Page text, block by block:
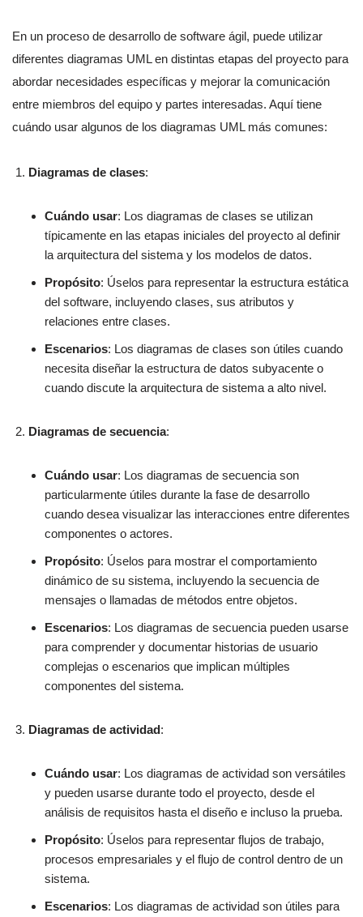
En un proceso de desarrollo de software ágil, puede utilizar
diferentes diagramas UML en distintas etapas del proyecto para
abordar necesidades específicas y mejorar la comunicación
entre miembros del equipo y partes interesadas. Aquí tiene
cuándo usar algunos de los diagramas UML más comunes:
Diagramas de clases:
Cuándo usar: Los diagramas de clases se utilizan
típicamente en las etapas iniciales del proyecto al definir
la arquitectura del sistema y los modelos de datos.
Propósito: Úselos para representar la estructura estática
del software, incluyendo clases, sus atributos y
relaciones entre clases.
Escenarios: Los diagramas de clases son útiles cuando
necesita diseñar la estructura de datos subyacente o
cuando discute la arquitectura de sistema a alto nivel.
Diagramas de secuencia:
Cuándo usar: Los diagramas de secuencia son
particularmente útiles durante la fase de desarrollo
cuando desea visualizar las interacciones entre diferentes
componentes o actores.
Propósito: Úselos para mostrar el comportamiento
dinámico de su sistema, incluyendo la secuencia de
mensajes o llamadas de métodos entre objetos.
Escenarios: Los diagramas de secuencia pueden usarse
para comprender y documentar historias de usuario
complejas o escenarios que implican múltiples
componentes del sistema.
Diagramas de actividad:
Cuándo usar: Los diagramas de actividad son versátiles
y pueden usarse durante todo el proyecto, desde el
análisis de requisitos hasta el diseño e incluso la prueba.
Propósito: Úselos para representar flujos de trabajo,
procesos empresariales y el flujo de control dentro de un
sistema.
Escenarios: Los diagramas de actividad son útiles para